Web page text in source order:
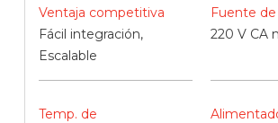
Ventaja competitiva
Fácil integración,
Escalable
Fuente
220 V CA
Temp. de